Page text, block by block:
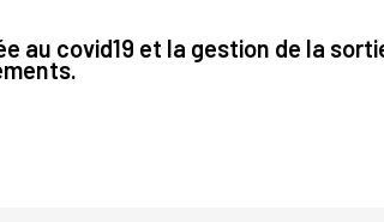
au covid19 et la gestion de la